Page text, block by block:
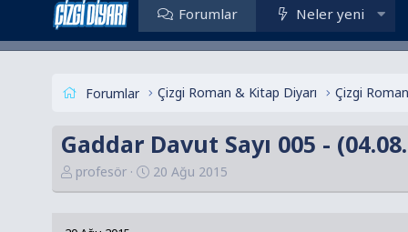
Forumlar Neler yeni
Forumlar Çizgi Roman & Kitap Diyarı Çizgi
Gaddar Davut Sayı 005 -
K
o
profesör
B
a
20 Ağu 2015